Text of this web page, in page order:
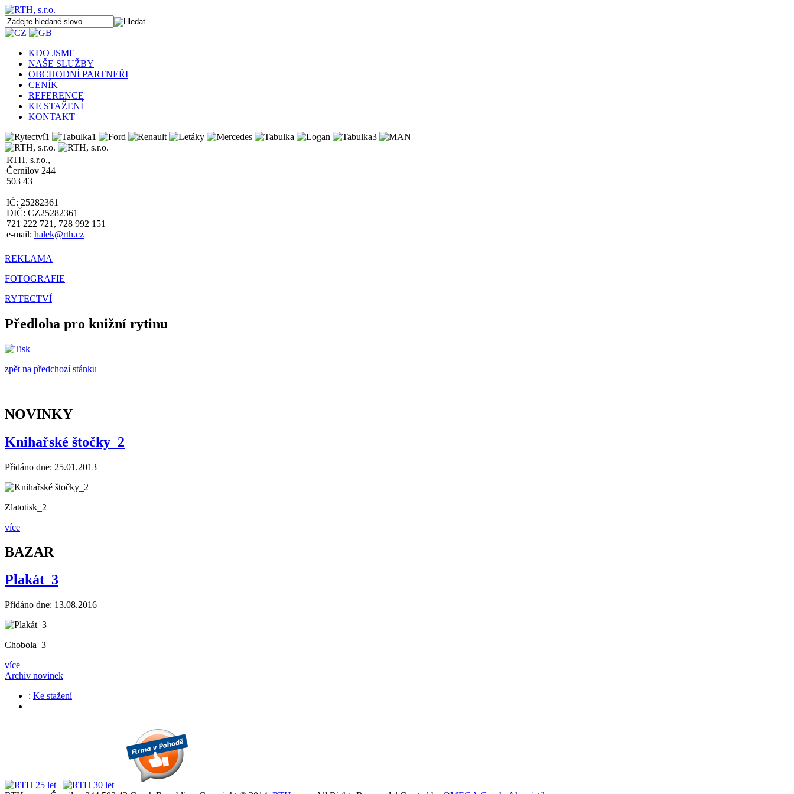
KDO JSME
NAŠE SLUŽBY
OBCHODNÍ PARTNEŘI
CENÍK
REFERENCE
KE STAŽENÍ
KONTAKT
RTH, s.r.o.,
Černilov 244
503 43
IČ: 25282361
DIČ: CZ25282361
721 222 721, 728 992 151
e-mail: halek@rth.cz
REKLAMA
FOTOGRAFIE
RYTECTVÍ
Předloha pro knižní rytinu
zpět na předchozí stánku
NOVINKY
Knihařské štočky_2
Přidáno dne: 25.01.2013
Zlatotisk_2
více
BAZAR
Plakát_3
Přidáno dne: 13.08.2016
Chobola_3
více
Archiv novinek
: Ke stažení